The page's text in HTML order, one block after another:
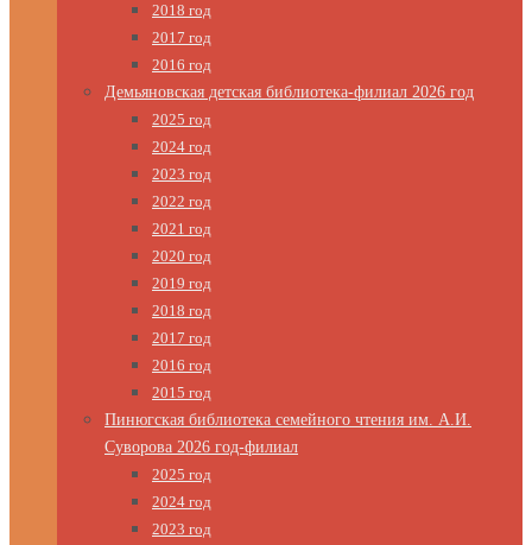
2018 год
2017 год
2016 год
Демьяновская детская библиотека-филиал 2026 год
2025 год
2024 год
2023 год
2022 год
2021 год
2020 год
2019 год
2018 год
2017 год
2016 год
2015 год
Пинюгская библиотека семейного чтения им. А.И.
Суворова 2026 год-филиал
2025 год
2024 год
2023 год